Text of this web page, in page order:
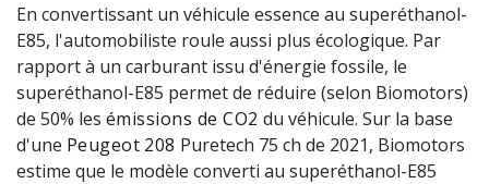
En convertissant un véhicule essence au superéthanol-
E85, l'automobiliste roule aussi plus écologique. Par
rapport à un carburant issu d'énergie fossile, le
superéthanol-E85 permet de réduire (selon Biomotors)
de 50% les émissions de CO2 du véhicule. Sur la base
d'une Peugeot 208 Puretech 75 ch de 2021, Biomotors
estime que le modèle converti au superéthanol-E85